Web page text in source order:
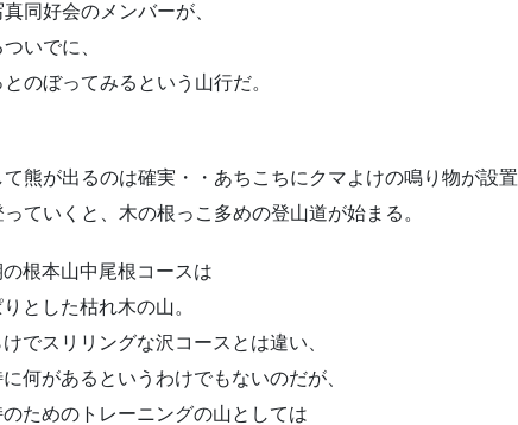
同好会のメンバーが、
いでに、
のぼってみるという山行だ。
熊が出るのは確実・・あちこちにクマよけの鳴り物が設置
ていくと、木の根っこ多めの登山道が始まる。
の根本山中尾根コースは
とした枯れ木の山。
でスリリングな沢コースとは違い、
何があるというわけでもないのだが、
ためのトレーニングの山としては